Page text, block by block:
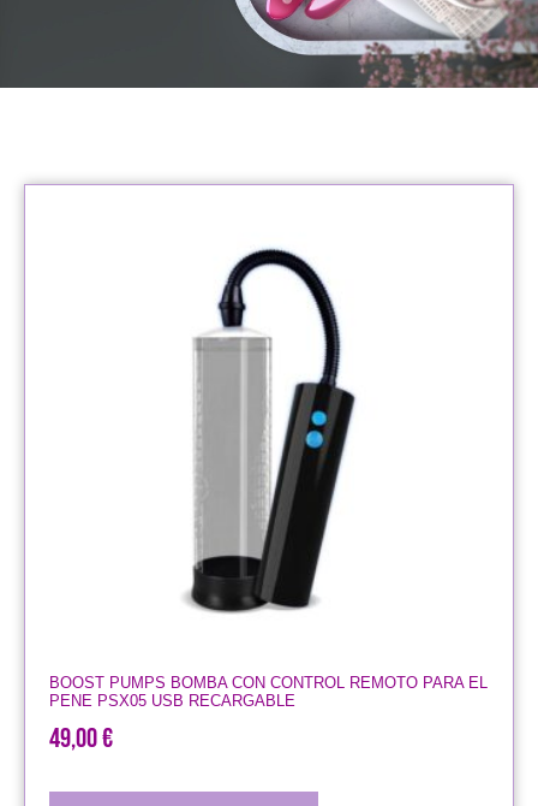
BOOST PUMPS BOMBA CON CONTROL REMOTO PARA EL
PENE PSX05 USB RECARGABLE
49,00€